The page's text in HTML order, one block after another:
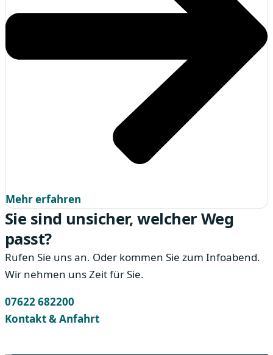
Mehr erfahren
Sie sind unsicher, welcher Weg
passt?
Rufen Sie uns an. Oder kommen Sie zum Infoabend.
Wir nehmen uns Zeit für Sie.
07622 682200
Kontakt & Anfahrt